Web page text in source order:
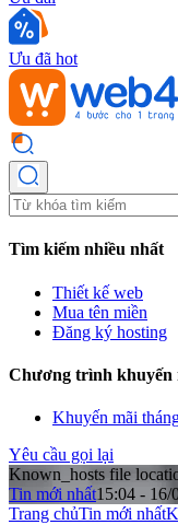
Ưu đã hot
Tìm kiếm nhiều nhất
Thiết kế web
Mua tên miền
Đăng ký hosting
Chương trình khuyến
Khuyến mãi
Yêu cầu gọi lại
Known_hosts file
Tin mới nhất15:04 - 16/
Trang chủTin mới nhất